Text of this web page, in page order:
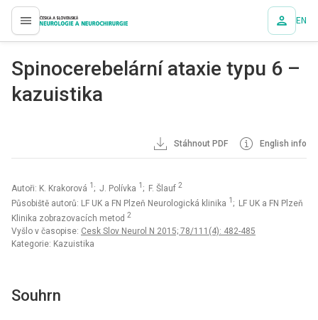
proLékaře.cz EN
Spinocerebelární ataxie typu 6 –
kazuistika
Stáhnout PDF English info
Autoři: K. Krakorová 1 ; J. Polívka 1 ; F. Šlauf 2
Působiště autorů: LF UK a FN Plzeň Neurologická klinika 1 ; LF UK a FN Plzeň
Klinika zobrazovacích metod 2
Vyšlo v časopise: Cesk Slov Neurol N 2015; 78/111(4): 482-485
Kategorie: Kazuistika
Souhrn